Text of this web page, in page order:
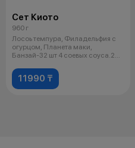
Сет Киото
960 г
Лосоь темпура, Филадельфия с
огурцом, Планета маки,
Банзай-32 шт 4 соевых соуса.2
11990 ₸